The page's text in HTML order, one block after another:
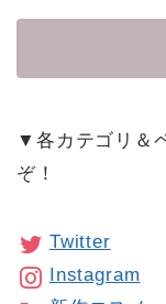
▼各カテゴリ＆
ぞ！
Twitter
Instagram